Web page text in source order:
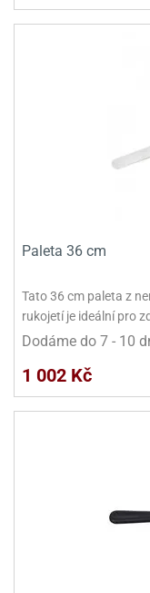
Paleta 36 cm
Tato 36 cm paleta z
rukojetí je ideální pro
Dodáme do 7 - 10
1 002 Kč